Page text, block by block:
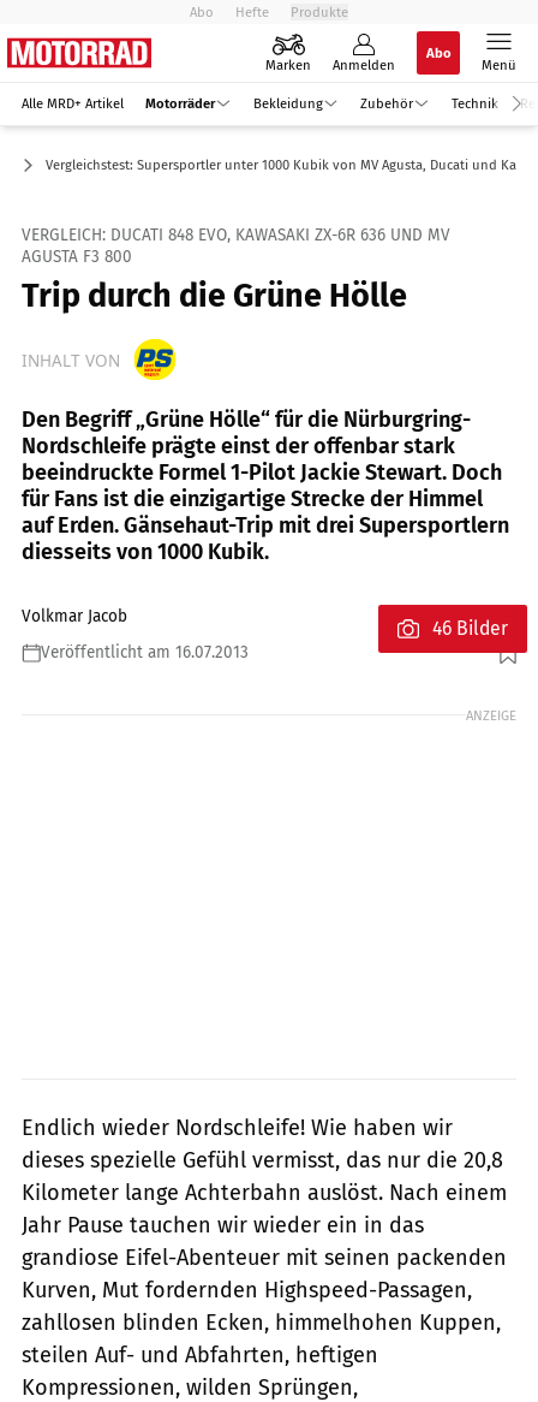
Abo Hefte Produkte
Marken Anmelden
Abo
Menü
Alle MRD+ Artikel Motorräder Bekleidung Zubehör Technik
Vergleichstest: Supersportler unter 1000 Kubik von MV Agusta, Ducati und
VERGLEICH: DUCATI 848 EVO, KAWASAKI ZX-6R 636 UND MV
AGUSTA F3 800
Trip durch die Grüne Hölle
INHALT VON
Den Begriff „Grüne Hölle“ für die Nürburgring-
Nordschleife prägte einst der offenbar stark
beeindruckte Formel 1-Pilot Jackie Stewart. Doch
für Fans ist die einzigartige Strecke der Himmel
auf Erden. Gänsehaut-Trip mit drei Supersportlern
diesseits von 1000 Kubik.
Volkmar Jacob
Veröffentlicht am 16.07.2013
Foto: Jahn
46 Bilder
ANZEIGE
Endlich wieder Nordschleife! Wie haben wir
dieses spezielle Gefühl vermisst, das nur die 20,8
Kilometer lange Achterbahn auslöst. Nach einem
Jahr Pause tauchen wir wieder ein in das
grandiose Eifel-Abenteuer mit seinen packenden
Kurven, Mut fordernden Highspeed-Passagen,
zahllosen blinden Ecken, himmelhohen Kuppen,
steilen Auf- und Abfahrten, heftigen
Kompressionen, wilden Sprüngen,